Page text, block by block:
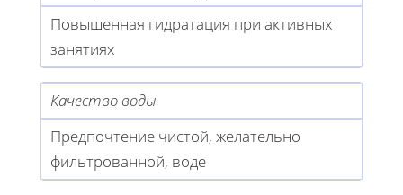
Повышенная гидратация при активных
занятиях
Качество воды
Предпочтение чистой, желательно
фильтрованной, воде